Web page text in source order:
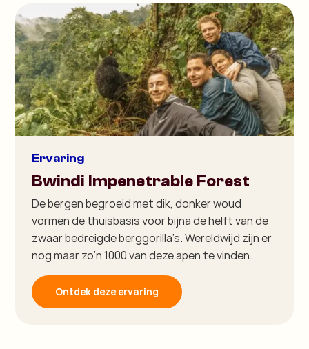
Ervaring
Bwindi Impenetrable Forest
De bergen begroeid met dik, donker woud
vormen de thuisbasis voor bijna de helft van de
zwaar bedreigde berggorilla’s. Wereldwijd zijn er
nog maar zo’n 1000 van deze apen te vinden.
Ontdek deze ervaring